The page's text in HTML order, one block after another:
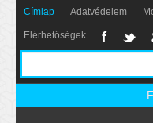
Címlap Adatvédelem
Elérhetőségek